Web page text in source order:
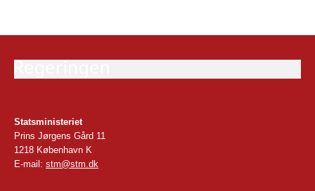
Statsministeriet
Prins Jørgens Gård 11
1218 København K
E-mail: stm@stm.dk